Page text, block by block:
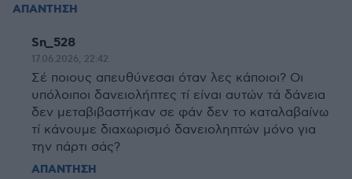
ΑΠΑΝΤΗΣΗ
Sn_528
17.06.2026, 22:42
Σέ ποιους απευθύνεσαι όταν λες κάποιοι? Οι
υπόλοιποι δανειολήπτες τί είναι αυτών τά δάνεια
δεν μεταβιβαστήκαν σε φάν δεν το καταλαβαίνω
τί κάνουμε διαχωρισμό δανειοληπτών μόνο για
την πάρτι σάς?
ΑΠΑΝΤΗΣΗ